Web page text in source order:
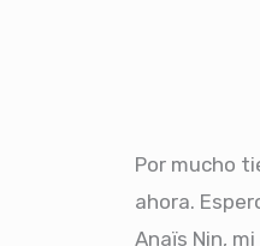
Por mucho
ahora.
Anaïs Nin,